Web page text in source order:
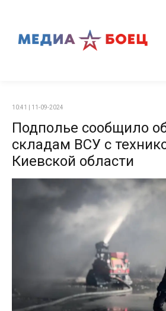
10:41 | 11-09-2024
Подполье сообщило
складам ВСУ с
Киевской области